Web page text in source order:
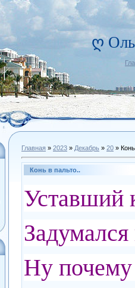
ღ
Главная » 2023 » Декабрь » 20 »
Конь в пальто..
Уставший
Ну почему